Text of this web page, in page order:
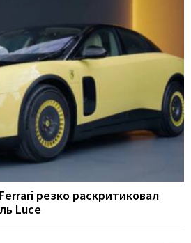
резко раскритиковал
Luce